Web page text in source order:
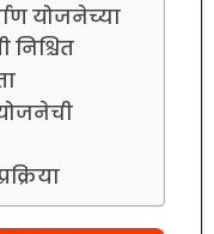
योजनेच्या